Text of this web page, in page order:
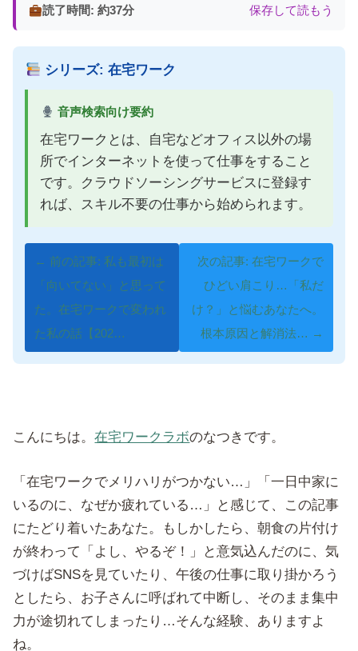
読了時間: 約37分 保存して読もう
シリーズ: 在宅ワーク
音声検索向け要約
在宅ワークとは、自宅などオフィス以外の場
所でインターネットを使って仕事をすること
です。クラウドソーシングサービスに登録す
れば、スキル不要の仕事から始められます。
← 前の記事: 私も最初は
「向いてない」と思って
た。在宅ワークで変われ
た私の話【202…
次の記事: 在宅ワークで
ひどい肩こり…「私だ
け？」と悩むあなたへ。
根本原因と解消法… →
こんにちは。在宅ワークラボのなつきです。
「在宅ワークでメリハリがつかない…」「一日中家に
いるのに、なぜか疲れている…」と感じて、この記事
にたどり着いたあなた。もしかしたら、朝食の片付け
が終わって「よし、やるぞ！」と意気込んだのに、気
づけばSNSを見ていたり、午後の仕事に取り掛かろう
としたら、お子さんに呼ばれて中断し、そのまま集中
力が途切れてしまったり…そんな経験、ありますよ
ね。